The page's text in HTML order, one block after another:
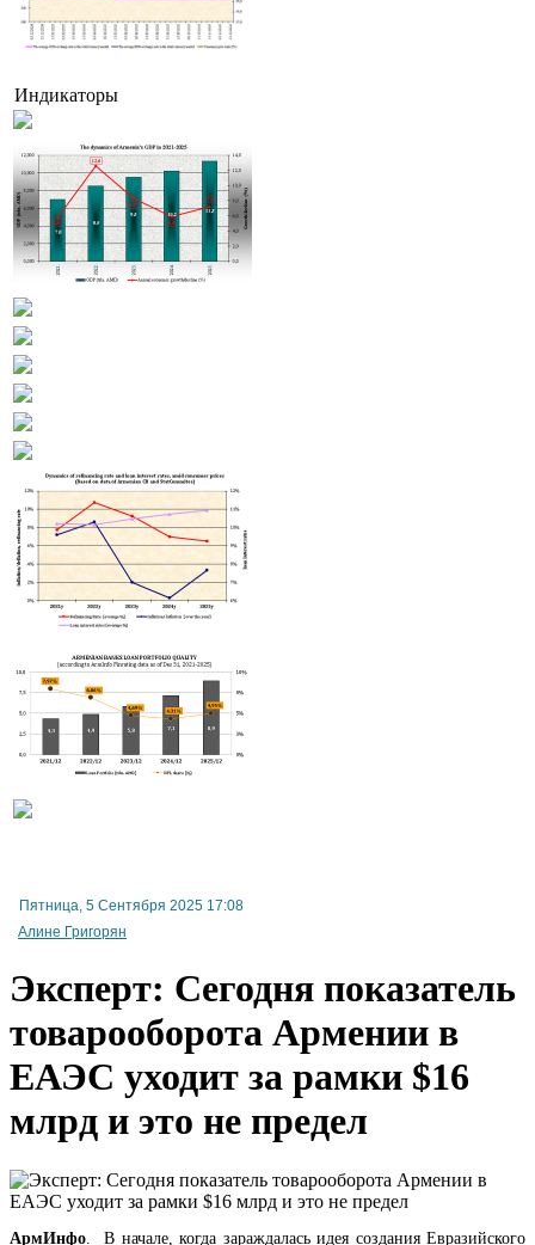
Оверчук: товарооборот России и Армении в этом году сократился на две трети
ЗАО "Электрические сети Армении" будут переданы в доверительное управление -
Пашинян
Регулированием деятельности игорного бизнеса в Армении займется " ООО "Random
Индикаторы
Пятница, 5 Сентября 2025 17:08
Алине Григорян
Эксперт: Сегодня показатель
товарооборота Армении в
ЕАЭС уходит за рамки $16
млрд и это не предел
АрмИнфо . В начале, когда зараждалась идея создания Евразийского